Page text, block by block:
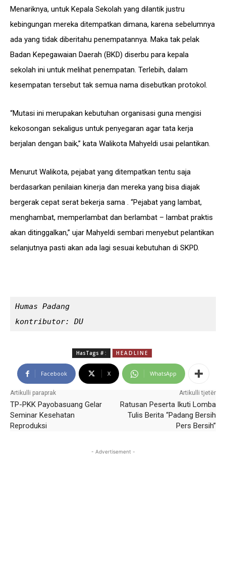
Menariknya, untuk Kepala Sekolah yang dilantik justru
kebingungan mereka ditempatkan dimana, karena sebelumnya
ada yang tidak diberitahu penempatannya. Maka tak pelak
Badan Kepegawaian Daerah (BKD) diserbu para kepala
sekolah ini untuk melihat penempatan. Terlebih, dalam
kesempatan tersebut tak semua nama disebutkan protokol.
“Mutasi ini merupakan kebutuhan organisasi guna mengisi
kekosongan sekaligus untuk penyegaran agar tata kerja
berjalan dengan baik,” kata Walikota Mahyeldi usai pelantikan.
Menurut Walikota, pejabat yang ditempatkan tentu saja
berdasarkan penilaian kinerja dan mereka yang bisa diajak
bergerak cepat serat bekerja sama . “Pejabat yang lambat,
menghambat, memperlambat dan berlambat – lambat praktis
akan ditinggalkan,” ujar Mahyeldi sembari menyebut pelantikan
selanjutnya pasti akan ada lagi sesuai kebutuhan di SKPD.
Humas Padang
kontributor: DU
HasTags # : HEADLINE
Facebook X WhatsApp
Artikulli paraprak
TP-PKK Payobasuang Gelar
Seminar Kesehatan
Reproduksi
Artikulli tjetër
Ratusan Peserta Ikuti Lomba
Tulis Berita “Padang Bersih
Pers Bersih”
- Advertisement -